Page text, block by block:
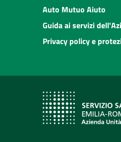
Auto Mutuo Aiuto
Guida ai servizi
Privacy policy e